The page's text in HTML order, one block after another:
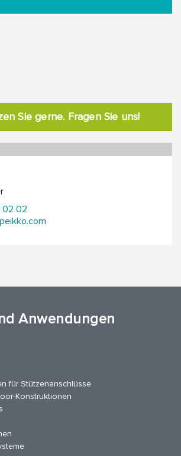
Sie gerne. Fragen Sie uns!
02 02
Anwendungen
für Stützenanschlüsse
Konstruktionen